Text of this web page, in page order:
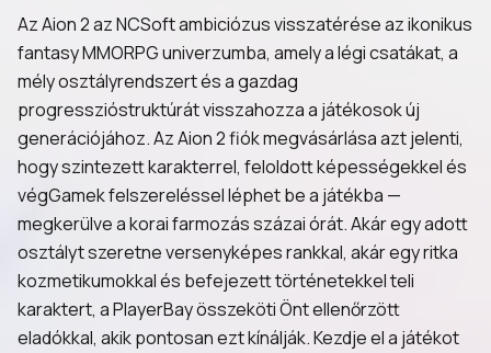
Az Aion 2 az NCSoft ambiciózus visszatérése az ikonikus
fantasy MMORPG univerzumba, amely a légi csatákat, a
mély osztályrendszert és a gazdag
progresszióstruktúrát visszahozza a játékosok új
generációjához. Az Aion 2 fiók megvásárlása azt jelenti,
hogy szintezett karakterrel, feloldott képességekkel és
végGamek felszereléssel léphet be a játékba —
megkerülve a korai farmozás százai órát. Akár egy adott
osztályt szeretne versenyképes rankkal, akár egy ritka
kozmetikumokkal és befejezett történetekkel teli
karaktert, a PlayerBay összeköti Önt ellenőrzött
eladókkal, akik pontosan ezt kínálják. Kezdje el a játékot